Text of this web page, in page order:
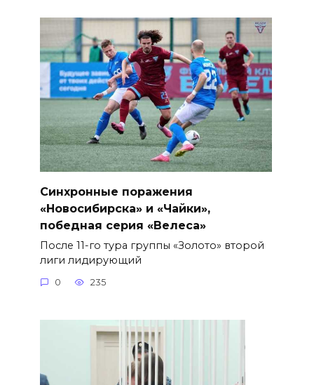
Синхронные поражения
«Новосибирска» и «Чайки»,
победная серия «Велеса»
После 11-го тура группы «Золото» второй
лиги лидирующий
0 235